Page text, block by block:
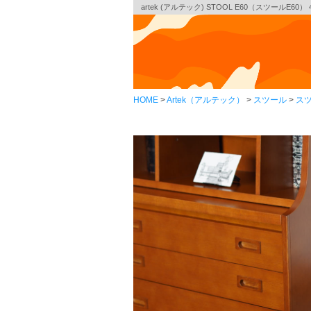
artek (アルテック) STOOL E60（スツールE60）
HOME Artek（アルテック） スツール ス